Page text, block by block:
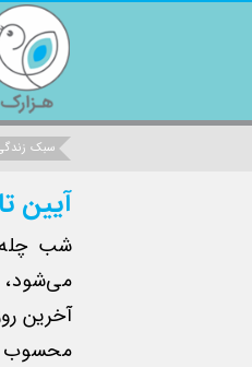
سبک
آیین
شب چله
می‌شود،
آخرین
محسوب